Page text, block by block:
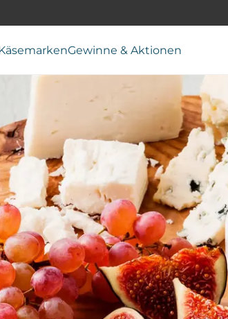
Gewinne & Aktionen